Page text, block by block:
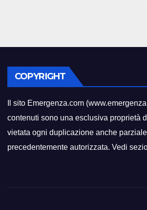
COPYRIGHT
Il sito Emergenza.com
contenuti sono una esclusiva proprietà
vietata ogni duplicazione anche
precedentemente autorizzata. Vedi